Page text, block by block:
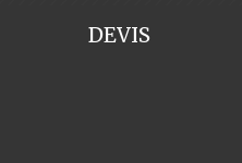
DEVIS